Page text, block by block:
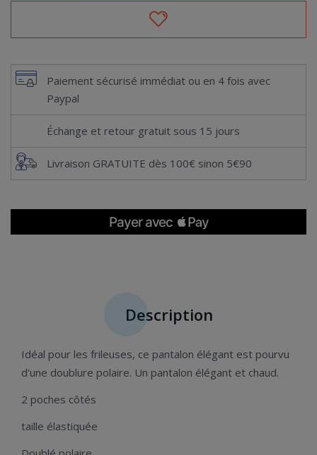
Paiement sécurisé immédiat ou en 4 fois avec
Paypal
Échange et retour gratuit sous 15 jours
Livraison GRATUITE dès 100€ sinon 5€90
Description
Idéal pour les frileuses, ce pantalon élégant est pourvu
d'une doublure polaire. Un pantalon élégant et chaud.
2 poches côtés
taille élastiquée